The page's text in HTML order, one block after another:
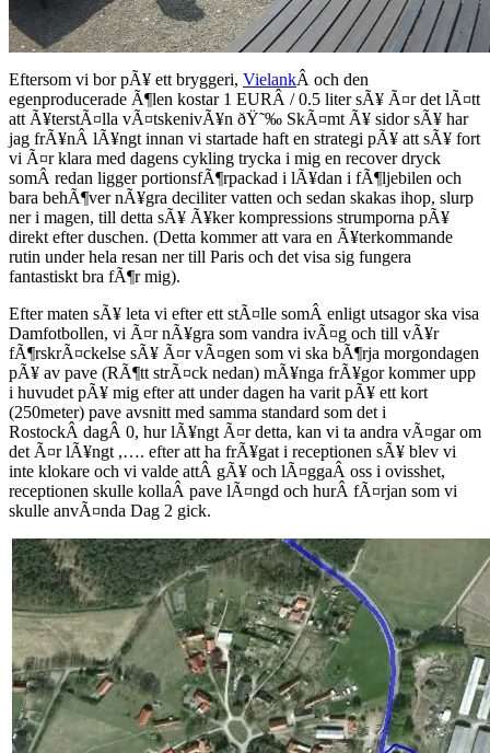
Eftersom vi bor pÃ¥ ett bryggeri, VielankÂ och den
egenproducerade Ã¶len kostar 1 EURÂ / 0.5 liter sÃ¥ Ã¤r det lÃ¤tt
att Ã¥terstÃ¤lla vÃ¤tskenivÃ¥n ðŸ˜‰ SkÃ¤mt Ã¥ sidor sÃ¥ har
jag frÃ¥nÂ lÃ¥ngt innan vi startade haft en strategi pÃ¥ att sÃ¥ fort
vi Ã¤r klara med dagens cykling trycka i mig en recover dryck
somÂ redan ligger portionsfÃ¶rpackad i lÃ¥dan i fÃ¶ljebilen och
bara behÃ¶ver nÃ¥gra deciliter vatten och sedan skakas ihop, slurp
ner i magen, till detta sÃ¥ Ã¥ker kompressions strumporna pÃ¥
direkt efter duschen. (Detta kommer att vara en Ã¥terkommande
rutin under hela resan ner till Paris och det visa sig fungera
fantastiskt bra fÃ¶r mig).
Efter maten sÃ¥ leta vi efter ett stÃ¤lle somÂ enligt utsagor ska visa
Damfotbollen, vi Ã¤r nÃ¥gra som vandra ivÃ¤g och till vÃ¥r
fÃ¶rskrÃ¤ckelse sÃ¥ Ã¤r vÃ¤gen som vi ska bÃ¶rja morgondagen
pÃ¥ av pave (RÃ¶tt strÃ¤ck nedan) mÃ¥nga frÃ¥gor kommer upp
i huvudet pÃ¥ mig efter att under dagen ha varit pÃ¥ ett kort
(250meter) pave avsnitt med samma standard som det i
RostockÂ dagÂ 0, hur lÃ¥ngt Ã¤r detta, kan vi ta andra vÃ¤gar om
det Ã¤r lÃ¥ngt ,…. efter att ha frÃ¥gat i receptionen sÃ¥ blev vi
inte klokare och vi valde attÂ gÃ¥ och lÃ¤ggaÂ oss i ovisshet,
receptionen skulle kollaÂ pave lÃ¤ngd och hurÂ fÃ¤rjan som vi
skulle anvÃ¤nda Dag 2 gick.